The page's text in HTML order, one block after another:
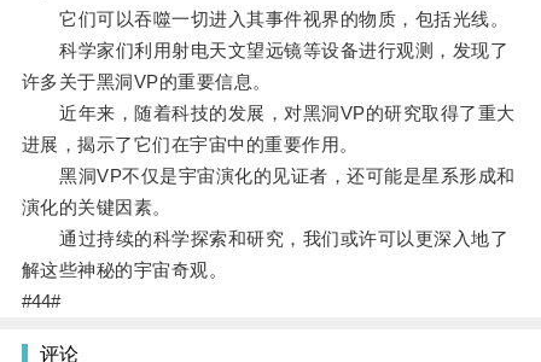
它们可以吞噬一切进入其事件视界的物质，包括光线。
科学家们利用射电天文望远镜等设备进行观测，发现了
许多关于黑洞VP的重要信息。
近年来，随着科技的发展，对黑洞VP的研究取得了重大
进展，揭示了它们在宇宙中的重要作用。
黑洞VP不仅是宇宙演化的见证者，还可能是星系形成和
演化的关键因素。
通过持续的科学探索和研究，我们或许可以更深入地了
解这些神秘的宇宙奇观。
#44#
评论